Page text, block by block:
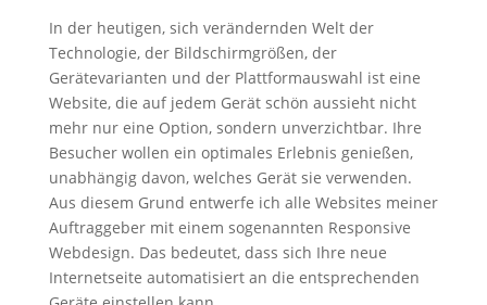
In der heutigen, sich verändernden Welt der
Technologie, der Bildschirmgrößen, der
Gerätevarianten und der Plattformauswahl ist eine
Website, die auf jedem Gerät schön aussieht nicht
mehr nur eine Option, sondern unverzichtbar. Ihre
Besucher wollen ein optimales Erlebnis genießen,
unabhängig davon, welches Gerät sie verwenden.
Aus diesem Grund entwerfe ich alle Websites meiner
Auftraggeber mit einem sogenannten Responsive
Webdesign. Das bedeutet, dass sich Ihre neue
Internetseite automatisiert an die entsprechenden